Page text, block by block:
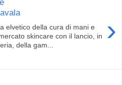
›
elvetico della cura di mani e
skincare con il lancio, in
della gam...